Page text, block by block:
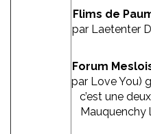
Flims de
par Laetenter
Forum
par Love You)
c’est une
Mauquenchy